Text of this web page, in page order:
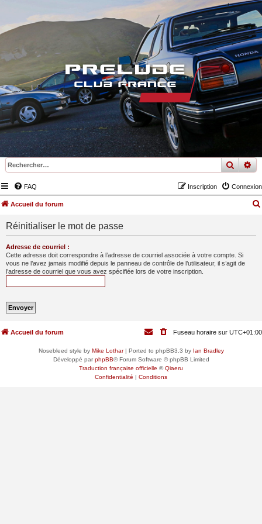
FAQ Connexion
Inscription
Accueil du forum
Réinitialiser le mot de passe
Adresse de courriel :
Cette adresse doit correspondre à l’adresse de courriel associée à votre compte. Si
vous ne l’avez jamais modifié depuis le panneau de contrôle de l’utilisateur, il s’agit de
l’adresse de courriel que vous avez spécifiée lors de votre inscription.
Accueil du forum Fuseau horaire sur UTC+01:00
Nosebleed style by Mike Lothar| Ported to phpBB3.3 by Ian Bradley
Développé parphpBB® Forum Software © phpBB Limited
Traduction française officielle ©Qiaeru
Confidentialité | Conditions